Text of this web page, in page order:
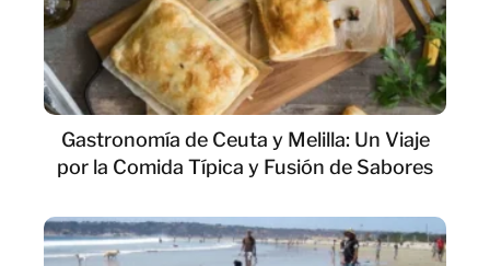
Gastronomía de Ceuta y Melilla: Un Viaje
por la Comida Típica y Fusión de Sabores